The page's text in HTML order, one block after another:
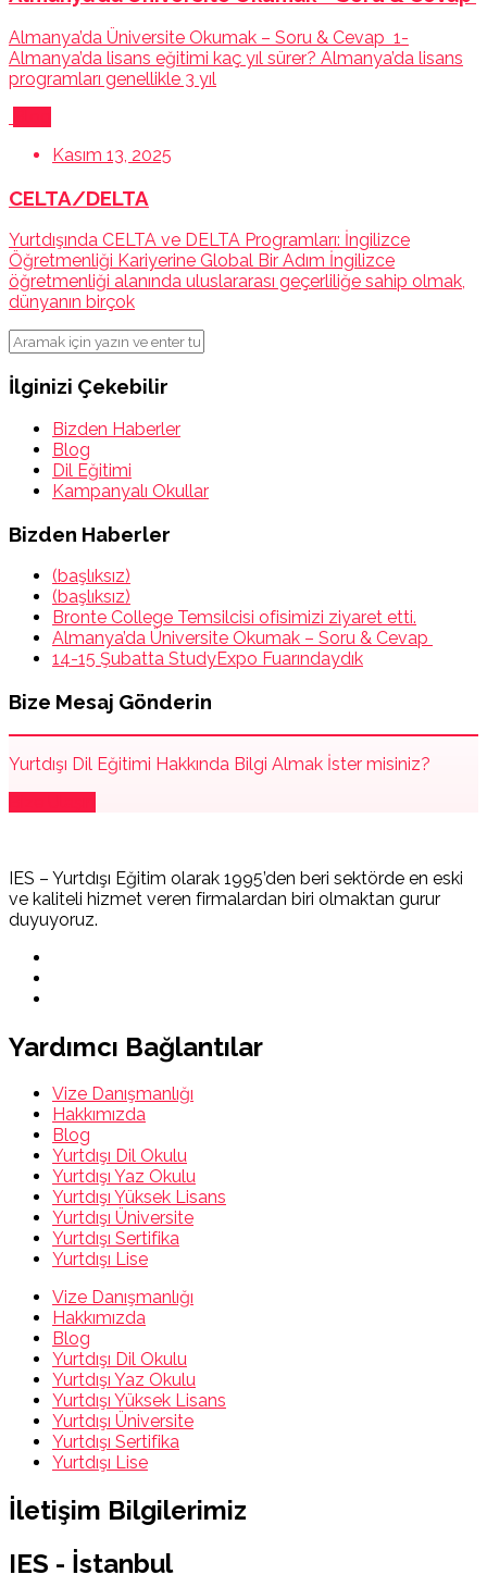
Almanya’da Üniversite Okumak – Soru & Cevap 1-
Almanya’da lisans eğitimi kaç yıl sürer? Almanya’da lisans
programları genellikle 3 yıl
Kasım 13, 2025
CELTA/DELTA
Yurtdışında CELTA ve DELTA Programları: İngilizce
Öğretmenliği Kariyerine Global Bir Adım İngilizce
öğretmenliği alanında uluslararası geçerliliğe sahip olmak,
dünyanın birçok
İlginizi Çekebilir
Bizden Haberler
Blog
Dil Eğitimi
Kampanyalı Okullar
Bizden Haberler
(başlıksız)
(başlıksız)
Bronte College Temsilcisi ofisimizi ziyaret etti.
Almanya’da Üniversite Okumak – Soru & Cevap
14-15 Şubatta StudyExpo Fuarındaydık
Bize Mesaj Gönderin
Yurtdışı Dil Eğitimi Hakkında Bilgi Almak İster misiniz?
IES – Yurtdışı Eğitim olarak 1995’den beri sektörde en eski
ve kaliteli hizmet veren firmalardan biri olmaktan gurur
duyuyoruz.
Yardımcı Bağlantılar
Vize Danışmanlığı
Hakkımızda
Blog
Yurtdışı Dil Okulu
Yurtdışı Yaz Okulu
Yurtdışı Yüksek Lisans
Yurtdışı Üniversite
Yurtdışı Sertifika
Yurtdışı Lise
Vize Danışmanlığı
Hakkımızda
Blog
Yurtdışı Dil Okulu
Yurtdışı Yaz Okulu
Yurtdışı Yüksek Lisans
Yurtdışı Üniversite
Yurtdışı Sertifika
Yurtdışı Lise
İletişim Bilgilerimiz
IES - İstanbul